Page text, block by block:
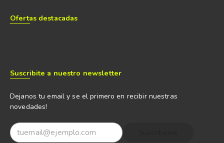
Ofertas destacadas
Suscribite a nuestro newsletter
Dejanos tu email y se el primero en recibir nuestras
novedades!